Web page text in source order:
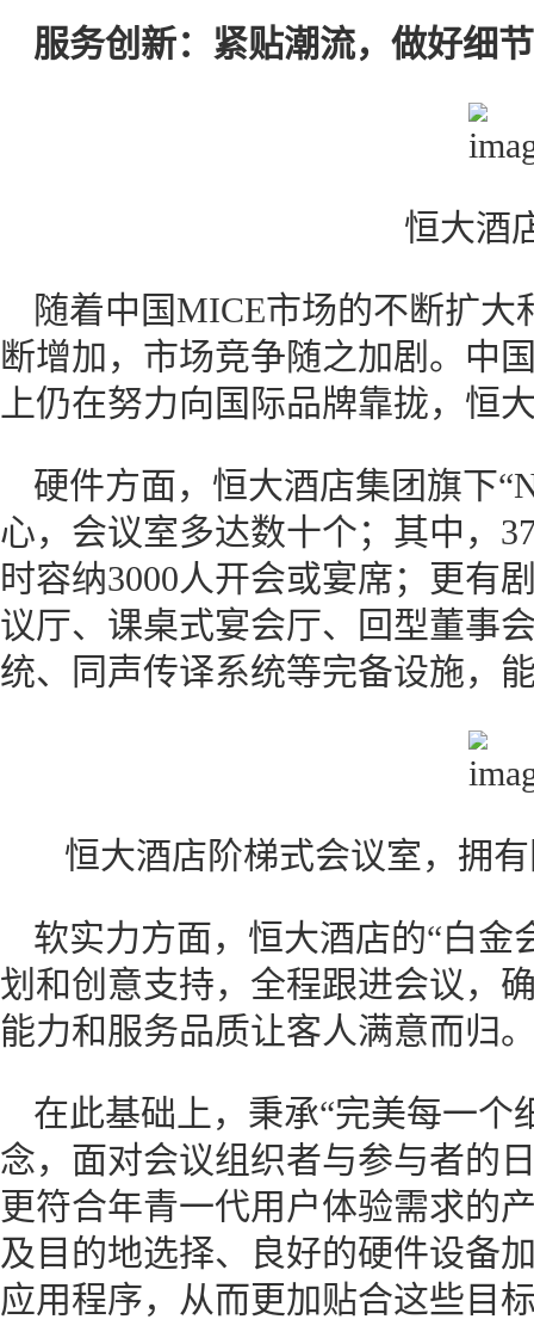
服务创新：紧贴潮流，做好细
恒大酒
随着中国MICE市场的不断扩
断增加，市场竞争随之加剧。中
上仍在努力向国际品牌靠拢，恒
硬件方面，恒大酒店集团旗下
心，会议室多达数十个；其中，
时容纳3000人开会或宴席；更有
议厅、课桌式宴会厅、回型董事
统、同声传译系统等完备设施，
恒大酒店阶梯式会议室，拥
软实力方面，恒大酒店的“白金
划和创意支持，全程跟进会议，
能力和服务品质让客人满意而归
在此基础上，秉承“完美每一个
念，面对会议组织者与参与者的
更符合年青一代用户体验需求的
及目的地选择、良好的硬件设备
应用程序，从而更加贴合这些目